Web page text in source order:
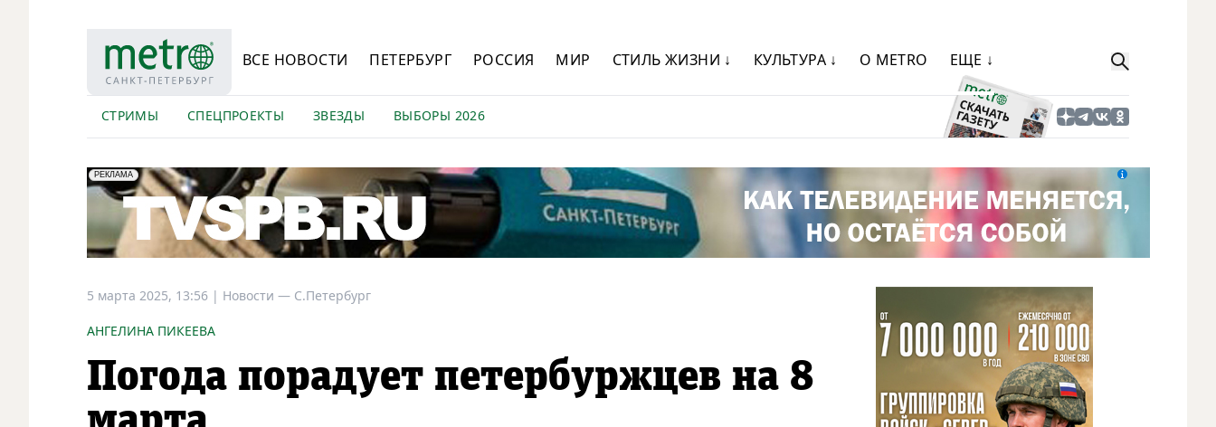
ВСЕ НОВОСТИ ПЕТЕРБУРГ РОССИЯ МИР СТИЛЬ ЖИЗНИ ↓ КУЛЬТУРА ↓ О METRO ЕЩЕ ↓
СТРИМЫ СПЕЦПРОЕКТЫ ЗВЕЗДЫ ВЫБОРЫ 2026
erid: LdtCK5Efv
РЕКЛАМА
АО "ГАТР", ИНН: 7841320717
5 марта 2025, 13:56 | Новости — С.Петербург
АНГЕЛИНА ПИКЕЕВА
Погода порадует петербуржцев на 8